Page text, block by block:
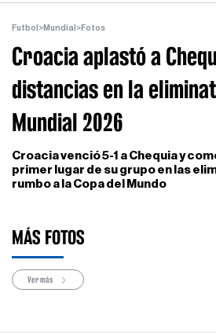
Futbol >Mundial >Fotos
Croacia aplastó a
distancias en la
Mundial 2026
Croacia venció 5-1 a Chequia y
primer lugar de su grupo en las
rumbo a la Copa del Mundo
MÁS FOTOS
Ver más